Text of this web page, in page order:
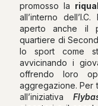
promosso la
all’interno
aperto anche il
quartiere di
lo sport come
avvicinando i
offrendo loro
aggregazione. Per
all’iniziativa